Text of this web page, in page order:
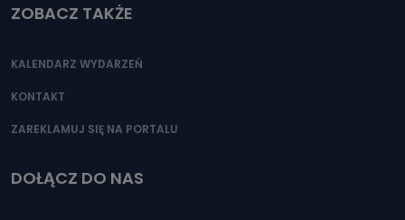
ZOBACZ TAKŻE
KALENDARZ WYDARZEŃ
KONTAKT
ZAREKLAMUJ SIĘ NA PORTALU
DOŁĄCZ DO NAS